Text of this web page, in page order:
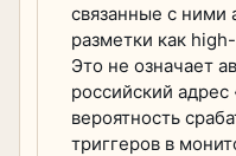
связанные с ними
разметки как
Это не означает
российский
вероятность
триггеров в